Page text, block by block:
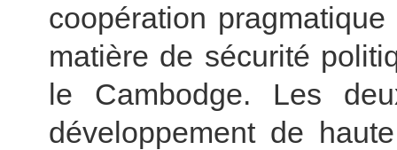
coopération
matière de sécurité
le Cambodge. Les
développement de